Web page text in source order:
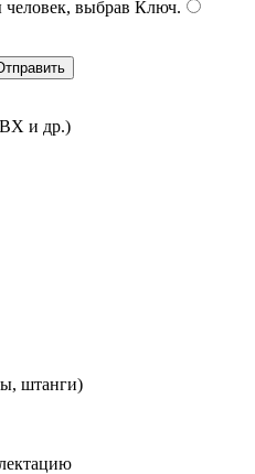
выбрав Ключ.
и др.)
штанги)